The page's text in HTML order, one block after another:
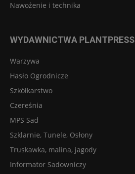
Nawożenie i technika
WYDAWNICTWA PLANTPRESS
Warzywa
Hasło Ogrodnicze
Szkółkarstwo
Czereśnia
MPS Sad
Szklarnie, Tunele, Osłony
Truskawka, malina, jagody
Informator Sadowniczy